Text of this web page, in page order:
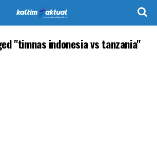
"timnas indonesia vs tanzania"